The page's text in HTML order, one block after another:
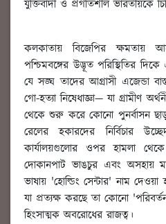
যুক্তিবাদী ও প্রগতিশীল ভারতীয়কে
কলকাতায় বিজেপির
পশ্চিমবঙ্গের উদ্ভূত পরিস্থিতির
যে সঙ্ঘ তাদের আগ্রাসী এজেন্ডা
গো-হত্যা নিষেধাজ্ঞা— যা গ্রামীণ
থেকে শুরু করে কোনো পুনর্বাসন
রেলের হকারদের নির্বিচার
কার্যালয়গুলোর ওপর হামলা
দোকানপাট ভাঙচুর এবং অসহায়
ভাষায় 'হোল্ডিং সেন্টার' নাম
যা প্রত্যক্ষ করছে তা কোনো
হিংসাত্মক অবরোধের রাজত্ব।